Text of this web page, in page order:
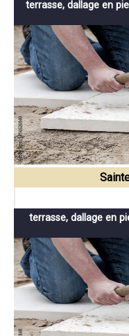
terrasse, dallage en
terrasse, dallage en